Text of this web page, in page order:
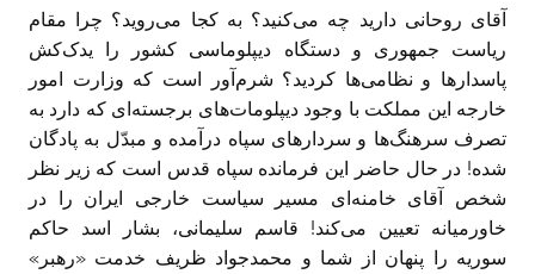
آقای روحانی دارید چه می‌کنید؟ به کجا می‌روید؟ چرا مقام
ریاست جمهوری و دستگاه دیپلوماسی کشور را یدک‌کش
پاسدارها و نظامی‌ها کردید؟ شرم‌آور است که وزارت امور
خارجه این مملکت با وجود دیپلومات‌های برجسته‌ای که دارد به
تصرف سرهنگ‌ها و سردارهای سپاه درآمده و مبدّل به پادگان
شده!‏ در حال حاضر این فرمانده سپاه قدس است که زیر نظر
شخص آقای خامنه‌ای مسیر سیاست خارجی ایران را در
خاورمیانه تعیین می‌کند! قاسم سلیمانی، بشار اسد حاکم
سوریه را پنهان از شما و محمدجواد ظریف خدمت «رهبر»